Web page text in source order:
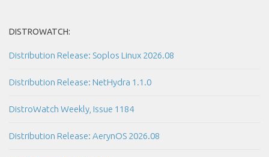
DISTROWATCH:
Distribution Release: Soplos Linux 2026.08
Distribution Release: NetHydra 1.1.0
DistroWatch Weekly, Issue 1184
Distribution Release: AerynOS 2026.08